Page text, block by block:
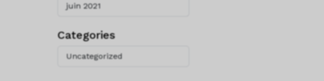
juin 2021
Categories
Uncategorized